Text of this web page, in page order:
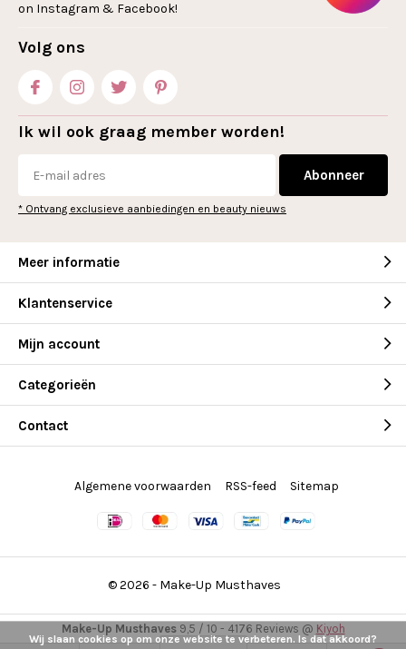
on Instagram & Facebook!
Volg ons
Ik wil ook graag member worden!
Abonneer
* Ontvang exclusieve aanbiedingen en beauty nieuws
Meer informatie
Klantenservice
Mijn account
Categorieën
Contact
© 2026 - Make-Up Musthaves
Algemene voorwaarden RSS-feed Sitemap
Make-Up Musthaves9,5 / 10 - 4176 Reviews @ Kiyoh
Wij slaan cookies op om onze website te verbeteren. Is dat akkoord?